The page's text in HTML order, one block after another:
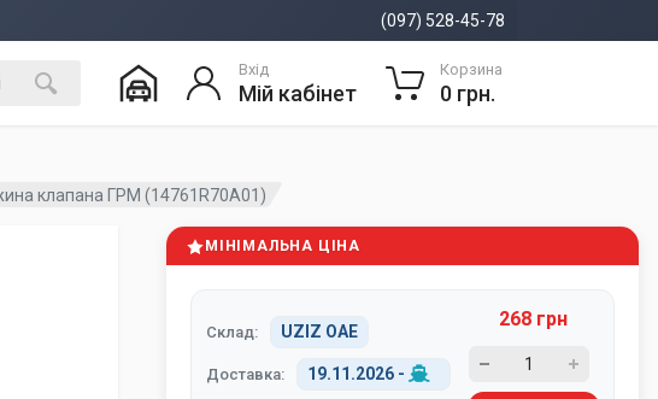
(097) 528-45-78
Вхід
Мій кабінет
Корзина
0 грн.
клапана ГРМ (14761R70A01)
МІНІМАЛЬНА ЦІНА
Склад: UZIZ ОАЕ
Доставка: 19.11.2026 -
268 грн